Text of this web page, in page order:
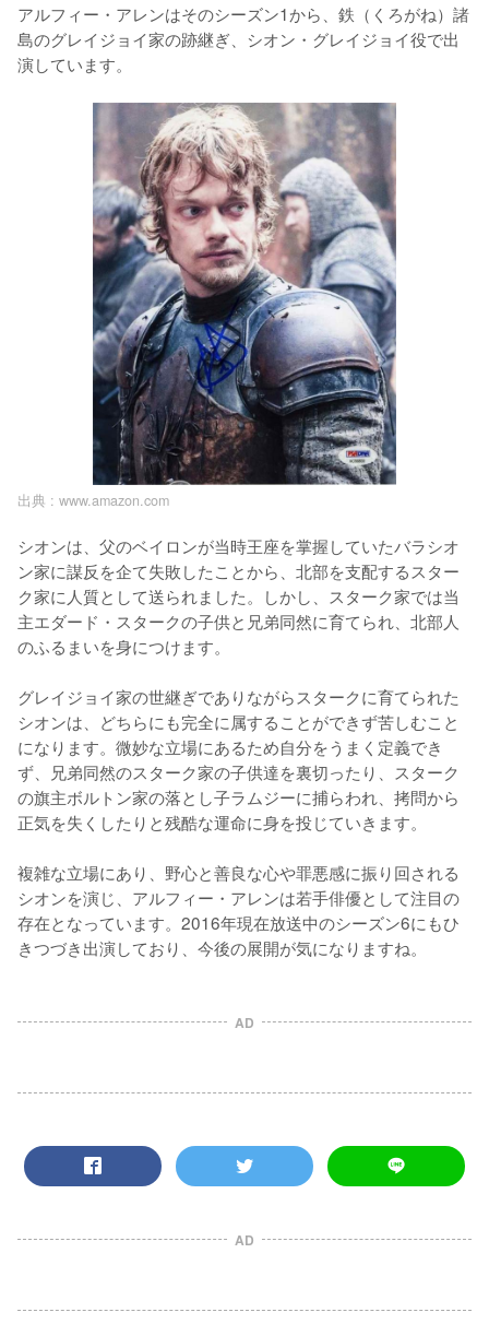
アルフィー・アレンはそのシーズン1から、鉄（くろがね）諸
島のグレイジョイ家の跡継ぎ、シオン・グレイジョイ役で出
演しています。
出典 : www.amazon.com
シオンは、父のベイロンが当時王座を掌握していたバラシオ
ン家に謀反を企て失敗したことから、北部を支配するスター
ク家に人質として送られました。しかし、スターク家では当
主エダード・スタークの子供と兄弟同然に育てられ、北部人
のふるまいを身につけます。
グレイジョイ家の世継ぎでありながらスタークに育てられた
シオンは、どちらにも完全に属することができず苦しむこと
になります。微妙な立場にあるため自分をうまく定義でき
ず、兄弟同然のスターク家の子供達を裏切ったり、スターク
の旗主ボルトン家の落とし子ラムジーに捕らわれ、拷問から
正気を失くしたりと残酷な運命に身を投じていきます。
複雑な立場にあり、野心と善良な心や罪悪感に振り回される
シオンを演じ、アルフィー・アレンは若手俳優として注目の
存在となっています。2016年現在放送中のシーズン6にもひ
きつづき出演しており、今後の展開が気になりますね。
AD
AD